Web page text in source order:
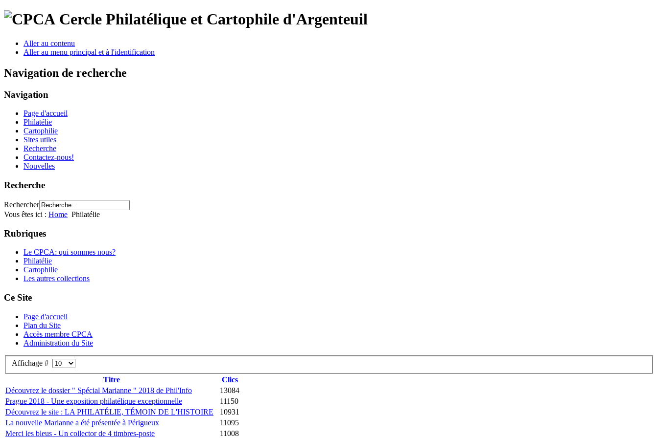
Cercle Philatélique et Cartophile d'Argenteuil
Aller au contenu
Aller au menu principal et à l'identification
Navigation de recherche
Navigation
Page d'accueil
Philatélie
Cartophilie
Sites utiles
Recherche
Contactez-nous!
Nouvelles
Recherche
Rechercher
Vous êtes ici : Home Philatélie
Rubriques
Le CPCA: qui sommes nous?
Philatélie
Cartophilie
Les autres collections
Ce Site
Page d'accueil
Plan du Site
Accès membre CPCA
Administration du Site
Affichage #
Titre
Clics
Découvrez le dossier " Spécial Marianne " 2018 de Phil'Info
13084
Prague 2018 - Une exposition philatélique exceptionnelle
11150
Découvrez le site : LA PHILATÉLIE, TÉMOIN DE L'HISTOIRE
10931
La nouvelle Marianne a été présentée à Périgueux
11095
Merci les bleus - Un collector de 4 timbres-poste
11008